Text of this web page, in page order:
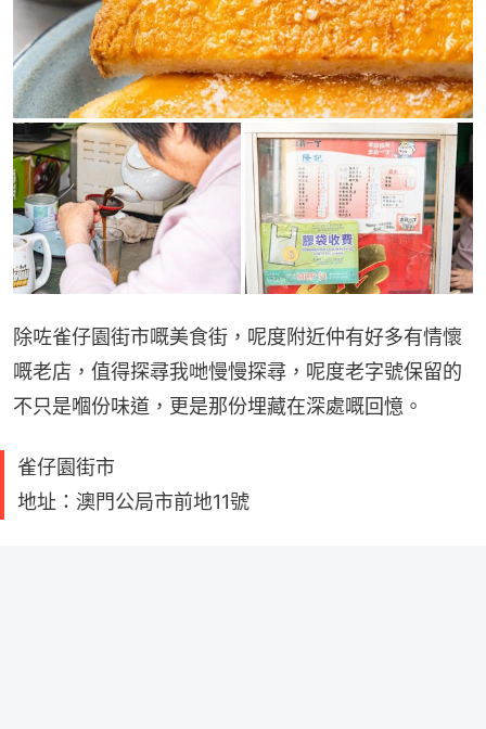
除咗雀仔園街市嘅美食街，呢度附近仲有好多有情懷
嘅老店，值得探尋我哋慢慢探尋，呢度老字號保留的
不只是嗰份味道，更是那份埋藏在深處嘅回憶。
雀仔園街市
地址：澳門公局市前地11號